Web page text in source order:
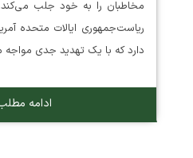
مخاطبان را به خود جلب
دارد که با یک تهدید جدی
ادامه